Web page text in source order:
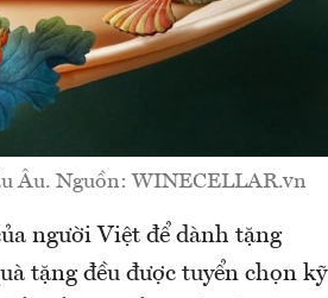
Âu. Nguồn: WINECELLAR.vn
người Việt để dành tặng
tặng đều được tuyển chọn kỹ